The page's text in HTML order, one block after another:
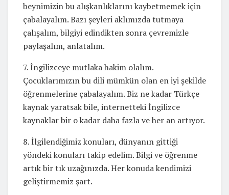
beynimizin bu alışkanlıklarını kaybetmemek için
çabalayalım. Bazı şeyleri aklımızda tutmaya
çalışalım, bilgiyi edindikten sonra çevremizle
paylaşalım, anlatalım.
7. İngilizceye mutlaka hakim olalım.
Çocuklarımızın bu dili mümkün olan en iyi şekilde
öğrenmelerine çabalayalım. Biz ne kadar Türkçe
kaynak yaratsak bile, internetteki İngilizce
kaynaklar bir o kadar daha fazla ve her an artıyor.
8. İlgilendiğimiz konuları, dünyanın gittiği
yöndeki konuları takip edelim. Bilgi ve öğrenme
artık bir tık uzağınızda. Her konuda kendimizi
geliştirmemiz şart.